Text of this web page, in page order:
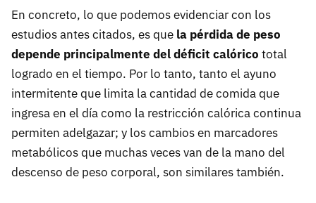
En concreto, lo que podemos evidenciar con los
estudios antes citados, es que la pérdida de peso
depende principalmente del déficit calórico total
logrado en el tiempo. Por lo tanto, tanto el ayuno
intermitente que limita la cantidad de comida que
ingresa en el día como la restricción calórica continua
permiten adelgazar; y los cambios en marcadores
metabólicos que muchas veces van de la mano del
descenso de peso corporal, son similares también.